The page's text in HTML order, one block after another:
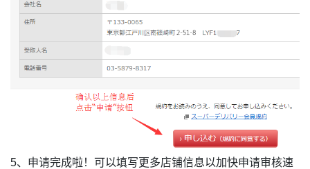
5、申请完成啦！可以填写更多店铺信息以加快申请审核速